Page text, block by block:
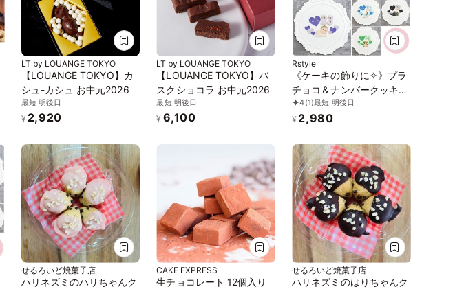
LT by LOUANGE TOKYO
【LOUANGE TOKYO】カ
シュ-カシュ お中元2026
最短 明後日
¥ 2,920
LT by LOUANGE TOKYO
【LOUANGE TOKYO】バ
スクショコラ お中元2026
最短 明後日
¥ 6,100
Rstyle
《ケーキの飾りに✧》プラ
チョコ＆ナンバークッキー
セット｜約5cm｜お好きな
お写真｜カラー｜メッセー
4(1)最短 明後日
¥ 2,980
せるろいど焼菓子店
ハリネズミのハリちゃんク
CAKE EXPRESS
生チョコレート 12個入り
せるろいど焼菓子店
ハリネズミのはりちゃんク